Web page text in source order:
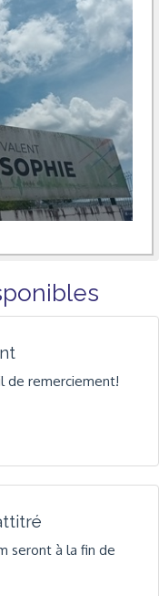
de remerciement!
seront à la fin de